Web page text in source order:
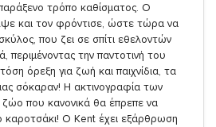
τρόπο καθίσματος. Ο
και τον φρόντισε, ώστε τώρα να
που ζει σε σπίτι εθελοντών
περιμένοντας την παντοτινή του
όρεξη για ζωή και παιχνίδια, τα
σόκαραν! Η ακτινογραφία των
ζώο που κανονικά θα έπρεπε να
καροτσάκι! Ο Kent έχει εξάρθρωση